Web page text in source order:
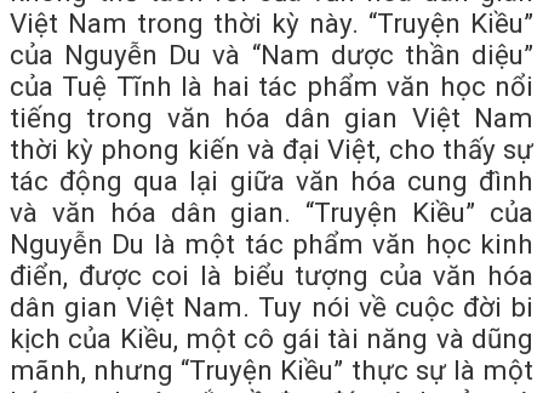
Việt Nam trong thời kỳ này. “Truyện Kiều”
của Nguyễn Du và “Nam dược thần diệu”
của Tuệ Tĩnh là hai tác phẩm văn học nổi
tiếng trong văn hóa dân gian Việt Nam
thời kỳ phong kiến và đại Việt, cho thấy sự
tác động qua lại giữa văn hóa cung đình
và văn hóa dân gian. “Truyện Kiều” của
Nguyễn Du là một tác phẩm văn học kinh
điển, được coi là biểu tượng của văn hóa
dân gian Việt Nam. Tuy nói về cuộc đời bi
kịch của Kiều, một cô gái tài năng và dũng
mãnh, nhưng “Truyện Kiều” thực sự là một